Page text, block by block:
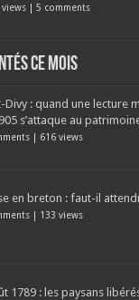
views |5 comments
ce mois
Divy : quand une lecture
s’attaque au
| 616 views
en breton : faut-il
| 133 views
1789 : les paysans